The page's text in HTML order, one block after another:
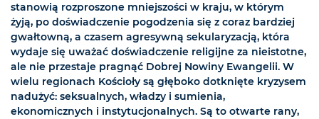
stanowią rozproszone mniejszości w kraju, w którym
żyją, po doświadczenie pogodzenia się z coraz bardziej
gwałtowną, a czasem agresywną sekularyzacją, która
wydaje się uważać doświadczenie religijne za nieistotne,
ale nie przestaje pragnąć Dobrej Nowiny Ewangelii. W
wielu regionach Kościoły są głęboko dotknięte kryzysem
nadużyć: seksualnych, władzy i sumienia,
ekonomicznych i instytucjonalnych. Są to otwarte rany,